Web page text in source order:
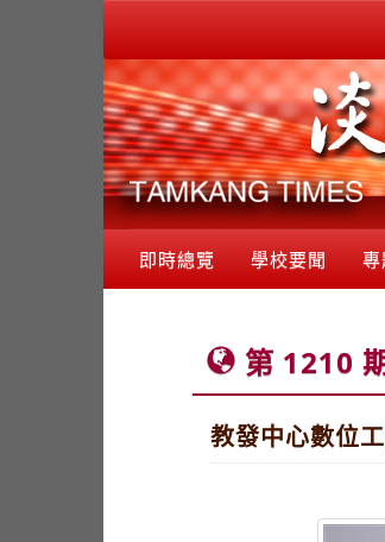
即時總覽 學校要聞 專
第 1210
教發中心數位